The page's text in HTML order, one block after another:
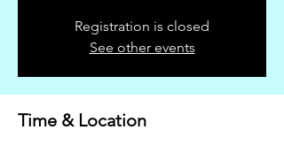
Registration is closed
See other events
Time & Location